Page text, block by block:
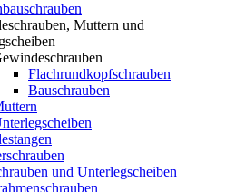
Muttern und
Flachrundkopfschrauben
Bauschrauben
und Unterlegscheiben